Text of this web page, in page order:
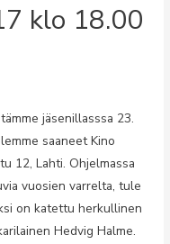
klo 18.00
jäsenillasssa 23.
saaneet Kino
12, Lahti. Ohjelmassa
vuosien varrelta, tule
on katettu herkullinen
Hedvig Halme.